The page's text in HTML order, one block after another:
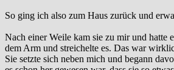
So ging ich also zum Haus zurück und
Nach einer Weile kam sie zu mir und hatte
dem Arm und streichelte es. Das war
Sie setzte sich neben mich und begann